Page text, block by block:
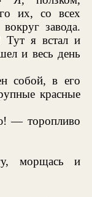
их, со всех
завода.
я встал и
и весь день
собой, в его
красные
— торопливо
морщась и